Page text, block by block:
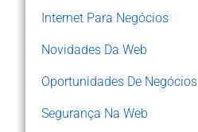
Internet Para Negócios
Novidades Da Web
Oportunidades De Negócios
Segurança Na Web